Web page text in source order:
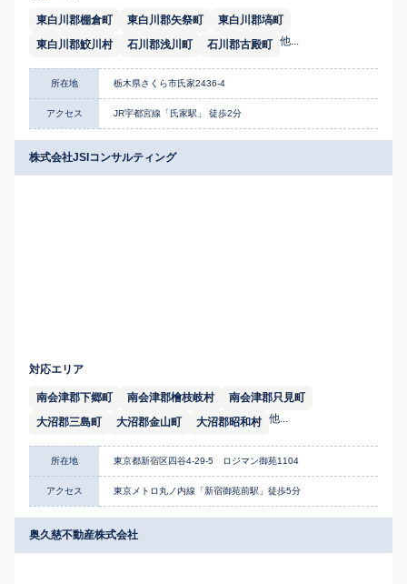
東白川郡棚倉町 東白川郡矢祭町
東白川郡塙町
東白川郡鮫川村
石川郡浅川町 石川郡古殿町 他...
所在地 栃木県さくら市氏家2436-4
アクセス JR宇都宮線「氏家駅」 徒歩2分
株式会社JSIコンサルティング
対応エリア
南会津郡下郷町 南会津郡檜枝岐村
南会津郡只見町
大沼郡三島町
大沼郡金山町 大沼郡昭和村 他...
所在地 東京都新宿区四谷4-29-5 ロジマン御苑1104
アクセス 東京メトロ丸ノ内線「新宿御苑前駅」徒歩5分
奥久慈不動産株式会社